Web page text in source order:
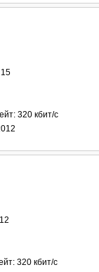
320 кбит/с
320 кбит/с